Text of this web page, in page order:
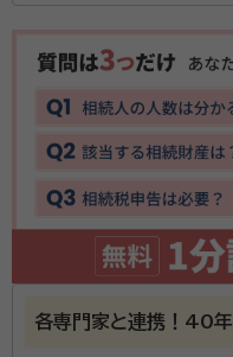
安部 亮輔（あべ りょうす
事務所口コミ（抜粋）：
account_circle 満足度 5.0 ご利用
当事務所の行政書士は
続案件に携わって参り
経験から、ご依頼者の
各専門家と連携！40